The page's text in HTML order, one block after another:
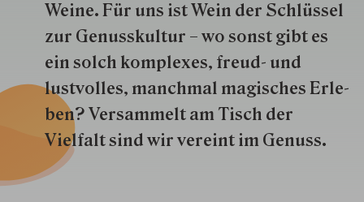
Weine. Für uns ist Wein der Schlüs­sel
zur Genuss­kultur – wo sonst gibt es
ein solch kom­plexes, freud- und
lustvolles, manchmal ma­gisch­es Er­le­
ben? Versammelt am Tisch der
Vielfalt sind wir ver­eint im Genuss.